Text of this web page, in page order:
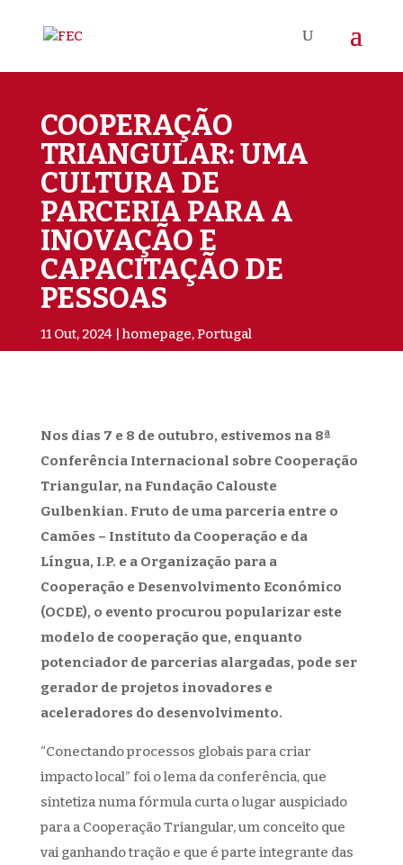
COOPERAÇÃO
TRIANGULAR: UMA
CULTURA DE
PARCERIA PARA A
INOVAÇÃO E
CAPACITAÇÃO DE
PESSOAS
11 Out, 2024 homepage,Portugal
Nos dias 7 e 8 de outubro, estivemos na 8ª
Conferência Internacional sobre Cooperação
Triangular, na Fundação Calouste
Gulbenkian. Fruto de uma parceria entre o
Camões – Instituto da Cooperação e da
Língua, I.P. e a Organização para a
Cooperação e Desenvolvimento Económico
(OCDE), o evento procurou popularizar este
modelo de cooperação que, enquanto
potenciador de parcerias alargadas, pode ser
gerador de projetos inovadores e
aceleradores do desenvolvimento.
“Conectando processos globais para criar
impacto local” foi o lema da conferência, que
sintetiza numa fórmula curta o lugar auspiciado
para a Cooperação Triangular, um conceito que
vai ganhando tração e que é parte integrante das